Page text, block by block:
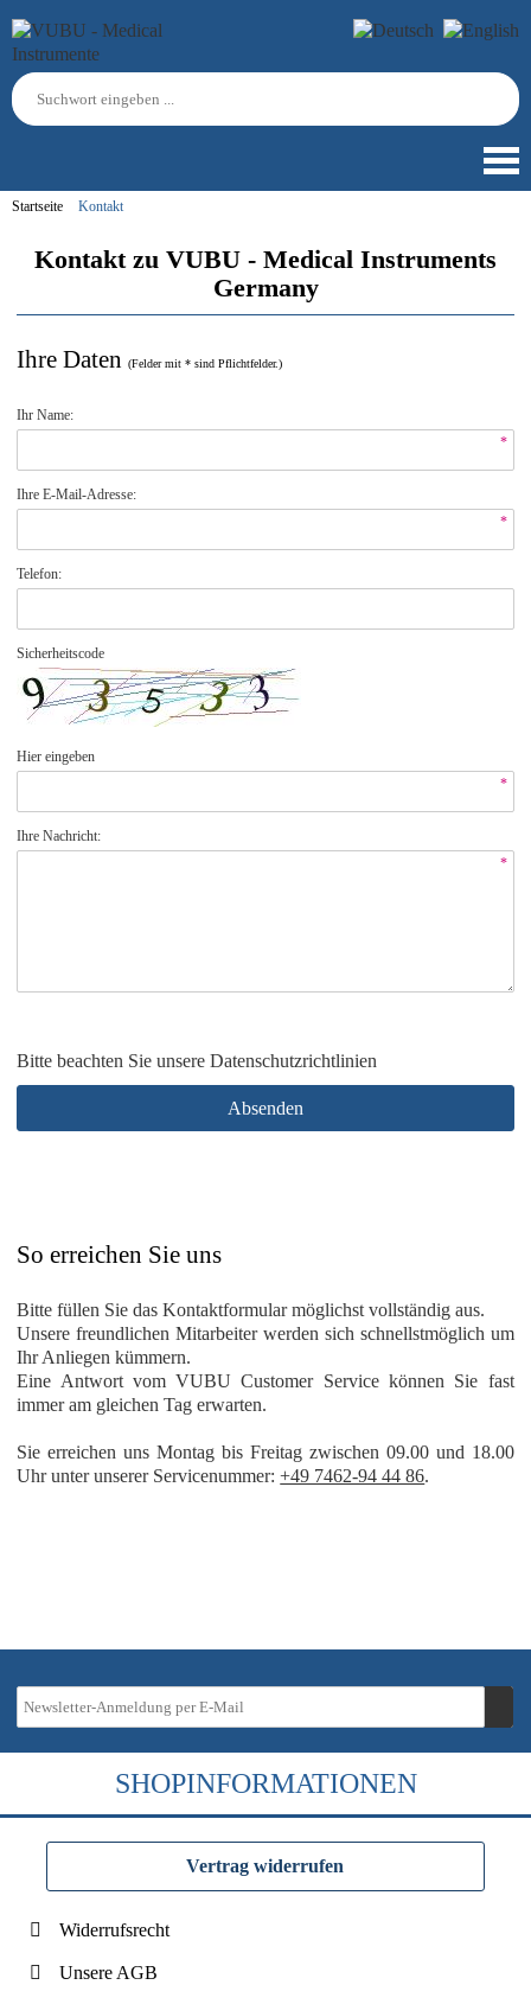
Startseite Kontakt
Kontakt zu VUBU - Medical Instruments
Germany
Ihre Daten(Felder mit * sind Pflichtfelder.)
Ihr Name:
*
Ihre E-Mail-Adresse:
*
Telefon:
Sicherheitscode
Hier eingeben
*
Ihre Nachricht:
*
Bitte beachten Sie unsere Datenschutzrichtlinien
Absenden
So erreichen Sie uns
Bitte füllen Sie das Kontaktformular möglichst vollständig aus.
Unsere freundlichen Mitarbeiter werden sich schnellstmöglich um
Ihr Anliegen kümmern.
Eine Antwort vom VUBU Customer Service können Sie fast
immer am gleichen Tag erwarten.
Sie erreichen uns Montag bis Freitag zwischen 09.00 und 18.00
Uhr unter unserer Servicenummer:+49 7462-94 44 86.
SHOPINFORMATIONEN
Vertrag widerrufen
Widerrufsrecht
Unsere AGB